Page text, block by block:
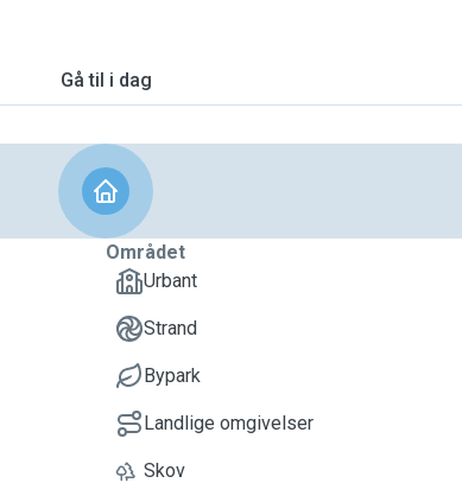
Gå til i dag
Området
Urbant
Strand
Bypark
Landlige omgivelser
Skov